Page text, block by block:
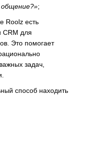
общение?»;
Roolz есть
CRM для
Это помогает
задач,
способ находить